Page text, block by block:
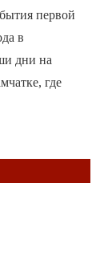
первой
в
дни на
где